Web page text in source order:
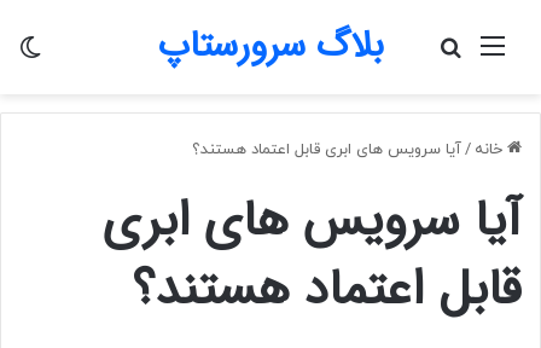
بلاگ سرورستاپ منو
جستجو
خانه /آیا سرویس های ابری قابل اعتماد هستند؟
آیا سرویس های ابری
قابل اعتماد هستند؟